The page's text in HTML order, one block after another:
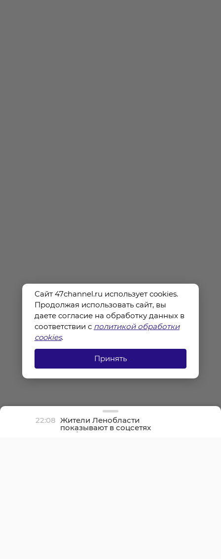
22:08 Жители Ленобласти
показывают в соцсетях
грибные трофеи
Сайт 47channel.ru использует cookies.
Продолжая использовать сайт, вы
даете согласие на обработку данных в
соответствии с политикой обработки
cookies.
Принять